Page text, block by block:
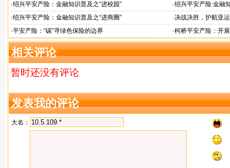
·绍兴平安产险：金融知识普及之“进校园” ·绍兴平安产险:金融
·绍兴平安产险：金融知识普及之“进商圈” ·决战决胜，护航亚
·平安产险：“碳”寻绿色保险的边界 ·柯桥平安产险：开
相关评论
暂时还没有评论
发表我的评论
大名：